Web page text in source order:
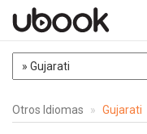
Otros Idiomas Gujarati